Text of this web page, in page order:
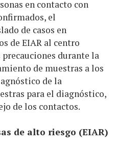
en contacto con
el
de casos en
de EIAR al centro
durante la
de muestras a los
de la
para el diagnóstico,
de los contactos.
de alto riesgo (EIAR)